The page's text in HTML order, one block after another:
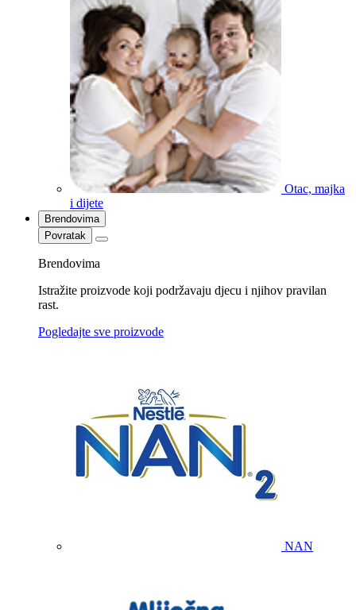
Otac, majka
i dijete
Brendovima
Povratak
Brendovima
Istražite proizvode koji podržavaju djecu i njihov pravilan
rast.
Pogledajte sve proizvode
NAN